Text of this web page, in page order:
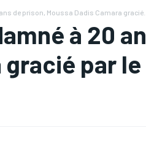
de prison, Moussa Dadis Camara gracié...
à 20
gracié par